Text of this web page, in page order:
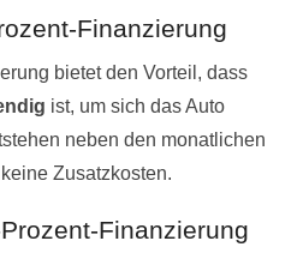
Finanzierung
bietet den Vorteil, dass
ist, um sich das Auto
neben den monatlichen
Zusatzkosten.
Finanzierung